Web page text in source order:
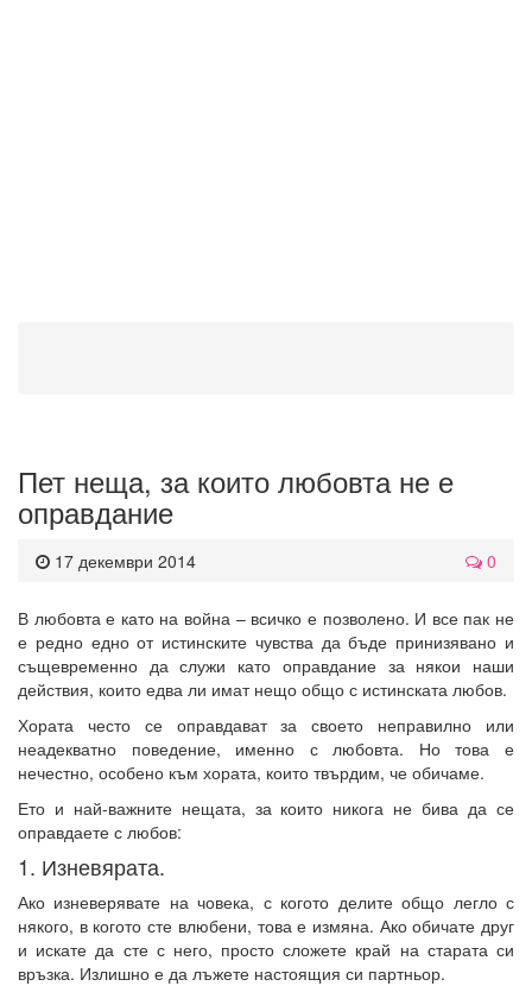
Пет неща, за които любовта не е
оправдание
17 декември 2014 0
В любовта е като на война – всичко е позволено. И все пак не
е редно едно от истинските чувства да бъде принизявано и
същевременно да служи като оправдание за някои наши
действия, които едва ли имат нещо общо с истинската любов.
Хората често се оправдават за своето неправилно или
неадекватно поведение, именно с любовта. Но това е
нечестно, особено към хората, които твърдим, че обичаме.
Ето и най-важните нещата, за които никога не бива да се
оправдаете с любов:
1. Изневярата.
Ако изневерявате на човека, с когото делите общо легло с
някого, в когото сте влюбени, това е измяна. Ако обичате друг
и искате да сте с него, просто сложете край на старата си
връзка. Излишно е да лъжете настоящия си партньор.